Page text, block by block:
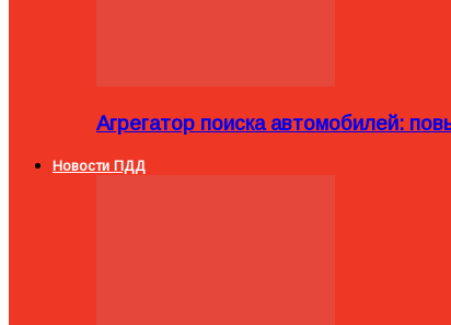
Агрегатор поиска автомобилей:
Новости ПДД